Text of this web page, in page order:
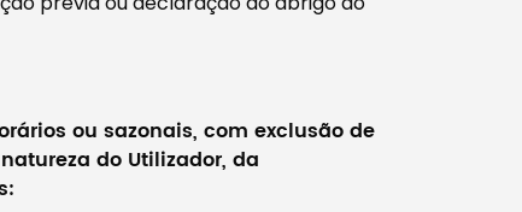
ou sazonais, com exclusão de
do Utilizador, da